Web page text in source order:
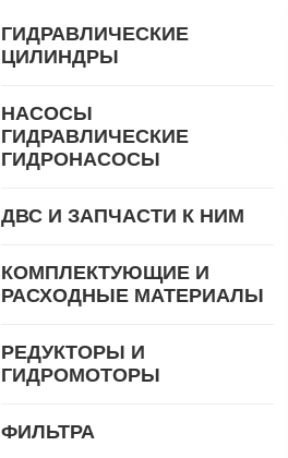
ГИДРАВЛИЧЕСКИЕ
ЦИЛИНДРЫ
НАСОСЫ
ГИДРАВЛИЧЕСКИЕ
ГИДРОНАСОСЫ
ДВС И ЗАПЧАСТИ К НИМ
КОМПЛЕКТУЮЩИЕ И
РАСХОДНЫЕ МАТЕРИАЛЫ
РЕДУКТОРЫ И
ГИДРОМОТОРЫ
ФИЛЬТРА